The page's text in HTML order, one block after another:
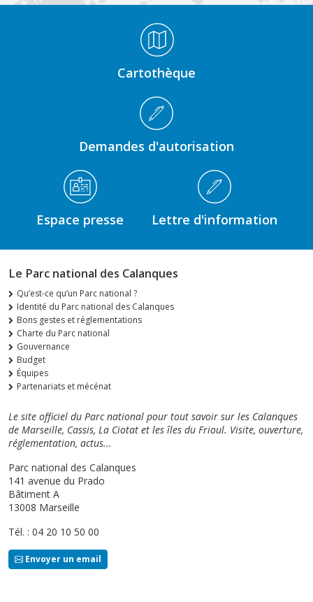
Cartothèque
Demandes d'autorisation
Espace presse Lettre d'information
Le Parc national des Calanques
Qu’est-ce qu’un Parc national ?
Identité du Parc national des Calanques
Bons gestes et réglementations
Charte du Parc national
Gouvernance
Budget
Équipes
Partenariats et mécénat
Le site officiel du Parc national pour tout savoir sur les Calanques
de Marseille, Cassis, La Ciotat et les îles du Frioul. Visite, ouverture,
réglementation, actus...
Parc national des Calanques
141 avenue du Prado
Bâtiment A
13008 Marseille
Tél. : 04 20 10 50 00
Envoyer un email